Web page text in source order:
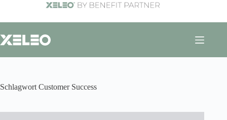
springen
Schlagwort Customer Success